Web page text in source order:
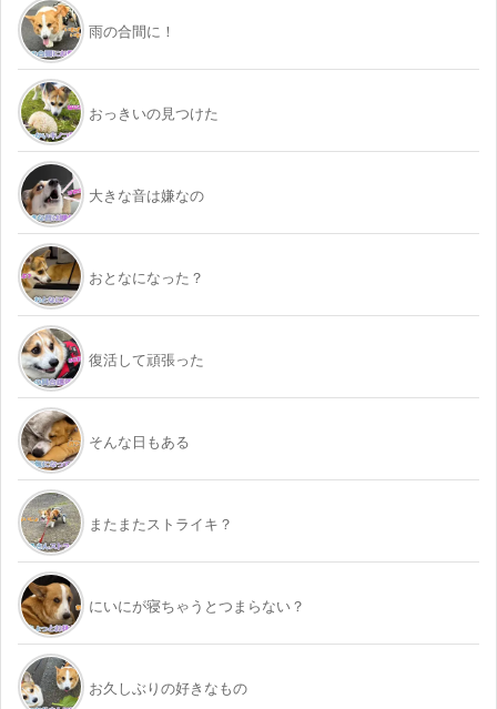
雨の合間に！
おっきいの見つけた
大きな音は嫌なの
おとなになった？
復活して頑張った
そんな日もある
またまたストライキ？
にいにが寝ちゃうとつまらない？
お久しぶりの好きなもの